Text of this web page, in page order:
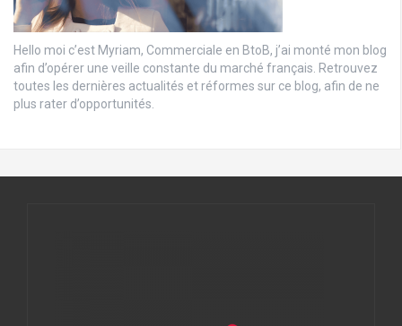
Hello moi c’est Myriam, Commerciale en BtoB, j’ai monté mon blog
afin d’opérer une veille constante du marché français. Retrouvez
toutes les dernières actualités et réformes sur ce blog, afin de ne
plus rater d’opportunités.